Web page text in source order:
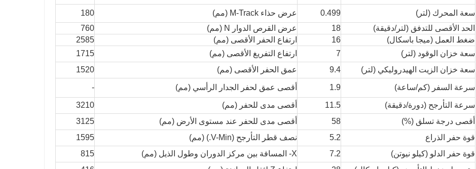
سعة المحرك (لتر) 0.499 عرض حذاء M-Track (مم)
180
الحد الأقصى للتدفق (لتر/دقيقة)
18 عرض القرص الدوار N (مم)
760
ضغط العمل (ميجا باسكال)
16 ارتفاع الحفر الأقصى (مم)
2585
سعة خزان الوقود (لتر)
7 ارتفاع التفريغ الأقصى (مم)
1715
سعة خزان الزيت الهيدروليكي (لتر)
9.4 عمق الحفر الأقصى (مم) 1520
سرعة السفر (كم/ساعة) 1.9 أقصى عمق لحفر الجدار الرأسي (مم) -
سرعة التأرجح (دورة/دقيقة) 11.5 أقصى مدى للحفر (مم)
3210
أقصى درجة تسلق (%)
58 أقصى مدى للحفر عند مستوى الأرض (مم)
3125
قوة حفر الذراع
5.2 نصف قطر التأرجح (V-Min.) (مم)
1595
قوة حفر الدلو (كيلو نيوتن)
7.2 X- المسافة بين مركز الدوران وطول الذيل (مم)
815